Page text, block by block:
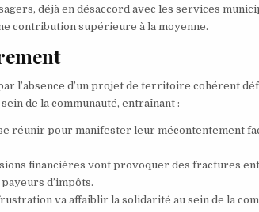
déjà en désaccord avec les services
contribution supérieure à la moyenne.
l’absence d’un projet de territoire cohérent
de la communauté, entraînant :
réunir pour manifester leur mécontentement
financières vont provoquer des fractures
d’impôts.
va affaiblir la solidarité au sein de la